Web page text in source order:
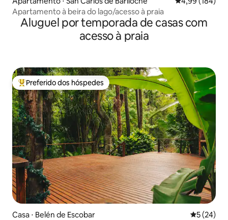
Apartamento à beira do lago/acesso à praia
Aluguel por temporada de casas com
acesso à praia
Entre os melhores preferidos dos hóspedes
Preferido dos hóspedes
Casa ⋅ Belén de Escobar 5 de uma
5 (24)